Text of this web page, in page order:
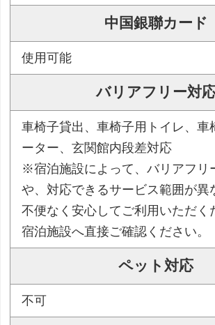
中国銀聯カード
使用可能
バリアフリー対
車椅子貸出、車椅子用トイレ、車
ーター、玄関館内段差対応
※宿泊施設によって、バリアフリ
や、対応できるサービス範囲が異
不便なく安心してご利用いただく
宿泊施設へ直接ご確認ください。
ペット対応
不可